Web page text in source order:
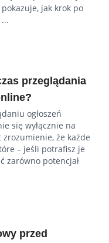
jak krok po
przeglądania
ogłoszeń
się wyłącznie na
że każde
– jeśli potrafisz je
zarówno potencjał
przed